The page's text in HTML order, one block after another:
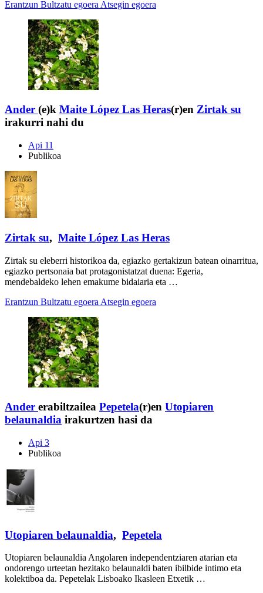
Erantzun Bultzatu egoera Atsegin egoera
Ander (e)k Maite López Las Heras(r)en Zirtak su
irakurri nahi du
Api 11
Publikoa
Zirtak su, Maite López Las Heras
Zirtak su eleberri historikoa da, egiazko gertakizun batean oinarritua,
egiazko pertsonaia bat protagonistatzat duena: Egeria,
mendebaldeko lehen emakume bidaiaria eta …
Erantzun Bultzatu egoera Atsegin egoera
Ander erabiltzailea Pepetela(r)en Utopiaren
belaunaldia irakurtzen hasi da
Api 3
Publikoa
Utopiaren belaunaldia, Pepetela
Utopiaren belaunaldia Angolaren independentziaren atarian eta
ondorengo urteetan hezitako belaunaldi baten ibilbide intimo eta
kolektiboa da. Pepetelak Lisboako Ikasleen Etxetik …